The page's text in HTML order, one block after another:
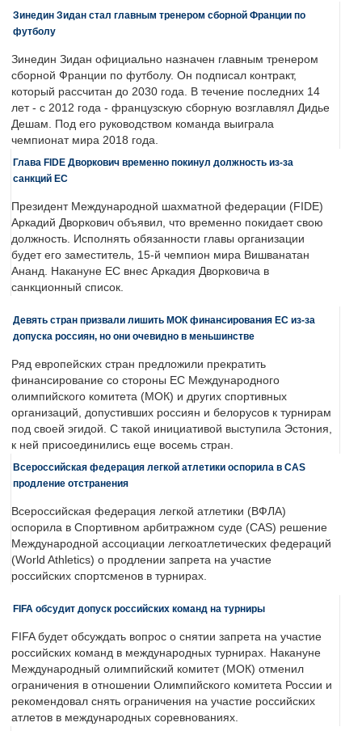
Зинедин Зидан стал главным тренером сборной Франции по
футболу
Зинедин Зидан официально назначен главным тренером
сборной Франции по футболу. Он подписал контракт,
который рассчитан до 2030 года. В течение последних 14
лет - с 2012 года - французскую сборную возглавлял Дидье
Дешам. Под его руководством команда выиграла
чемпионат мира 2018 года.
Глава FIDE Дворкович временно покинул должность из-за
санкций ЕС
Президент Международной шахматной федерации (FIDE)
Аркадий Дворкович объявил, что временно покидает свою
должность. Исполнять обязанности главы организации
будет его заместитель, 15-й чемпион мира Вишванатан
Ананд. Накануне ЕС внес Аркадия Дворковича в
санкционный список.
Девять стран призвали лишить МОК финансирования ЕС из-за
допуска россиян, но они очевидно в меньшинстве
Ряд европейских стран предложили прекратить
финансирование со стороны ЕС Международного
олимпийского комитета (МОК) и других спортивных
организаций, допустивших россиян и белорусов к турнирам
под своей эгидой. С такой инициативой выступила Эстония,
к ней присоединились еще восемь стран.
Всероссийская федерация легкой атлетики оспорила в CAS
продление отстранения
Всероссийская федерация легкой атлетики (ВФЛА)
оспорила в Спортивном арбитражном суде (CAS) решение
Международной ассоциации легкоатлетических федераций
(World Athletics) о продлении запрета на участие
российских спортсменов в турнирах.
FIFA обсудит допуск российских команд на турниры
FIFA будет обсуждать вопрос о снятии запрета на участие
российских команд в международных турнирах. Накануне
Международный олимпийский комитет (МОК) отменил
ограничения в отношении Олимпийского комитета России и
рекомендовал снять ограничения на участие российских
атлетов в международных соревнованиях.